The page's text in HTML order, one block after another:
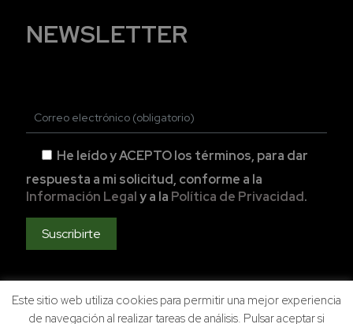
NEWSLETTER
He leído y ACEPTO los términos, para dar
respuesta a mi solicitud, conforme a la
Información Legaly a la Política de Privacidad.
Este sitio web utiliza cookies para permitir una mejor experiencia
de navegación al realizar tareas de análisis. Pulsar aceptar si